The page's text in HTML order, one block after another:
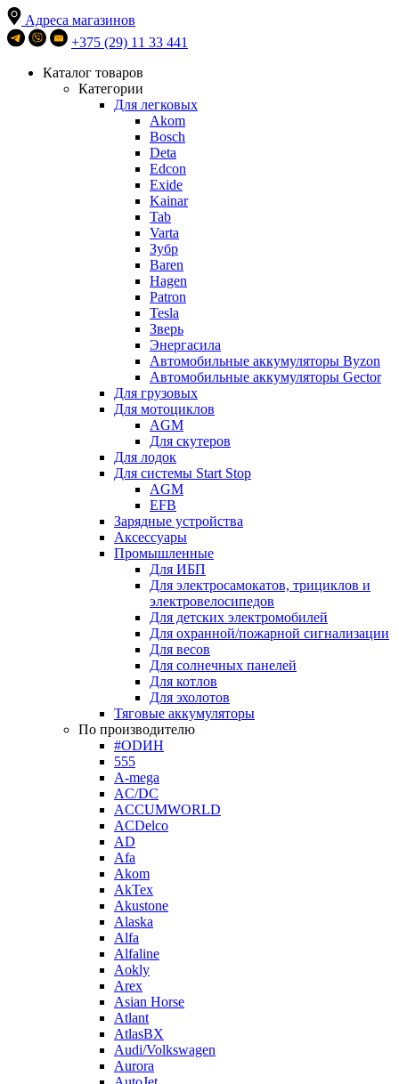
Адреса магазинов
+375 (29) 11 33 441
Каталог товаров
Категории
Для легковых
Akom
Bosch
Deta
Edcon
Exide
Kainar
Tab
Varta
Зубр
Baren
Hagen
Patron
Tesla
Зверь
Энергасила
Автомобильные аккумуляторы Byzon
Автомобильные аккумуляторы Gector
Для грузовых
Для мотоциклов
AGM
Для скутеров
Для лодок
Для системы Start Stop
AGM
EFB
Зарядные устройства
Аксессуары
Промышленные
Для ИБП
Для электросамокатов, трициклов и
электровелосипедов
Для детских электромобилей
Для охранной/пожарной сигнализации
Для весов
Для солнечных панелей
Для котлов
Для эхолотов
Тяговые аккумуляторы
По производителю
#ODИН
555
A-mega
AC/DC
ACCUMWORLD
ACDelco
AD
Afa
Akom
AkTex
Akustone
Alaska
Alfa
Alfaline
Aokly
Arex
Asian Horse
Atlant
AtlasBX
Audi/Volkswagen
Aurora